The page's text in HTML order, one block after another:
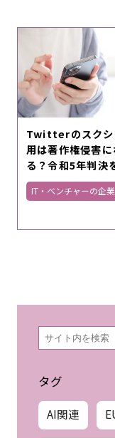
Twitterのスクシ
用は著作権侵害に
る？令和5年判決
IT・ベンチャーの企
検
索
タグ
AI関連